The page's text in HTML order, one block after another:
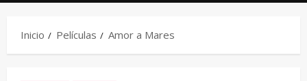
Inicio Películas Amor a Mares